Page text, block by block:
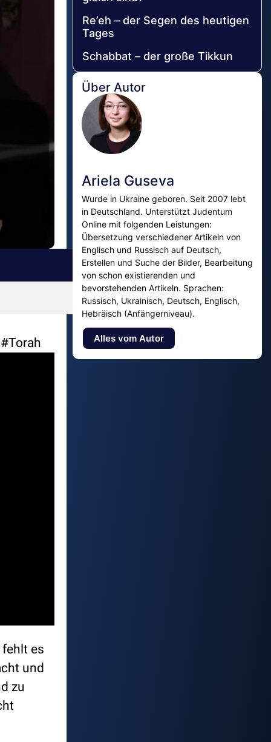
es
und
zu
Re’eh – der Segen des heutigen
Tages
Schabbat – der große Tikkun
Über Autor
Ariela Guseva
Wurde in Ukraine geboren. Seit 2007 lebt
in Deutschland. Unterstützt Judentum
Online mit folgenden Leistungen:
Übersetzung verschiedener Artikeln von
Englisch und Russisch auf Deutsch,
Erstellen und Suche der Bilder, Bearbeitung
von schon existierenden und
bevorstehenden Artikeln. Sprachen:
Russisch, Ukrainisch, Deutsch, Englisch,
Hebräisch (Anfängerniveau).
Alles vom Autor